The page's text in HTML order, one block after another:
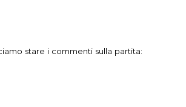
stare i commenti sulla partita: